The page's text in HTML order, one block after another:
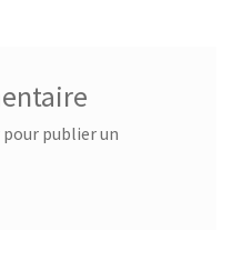
pour publier un